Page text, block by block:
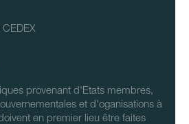
provenant d'Etats membres,
et d'oganisations à
en premier lieu être faites